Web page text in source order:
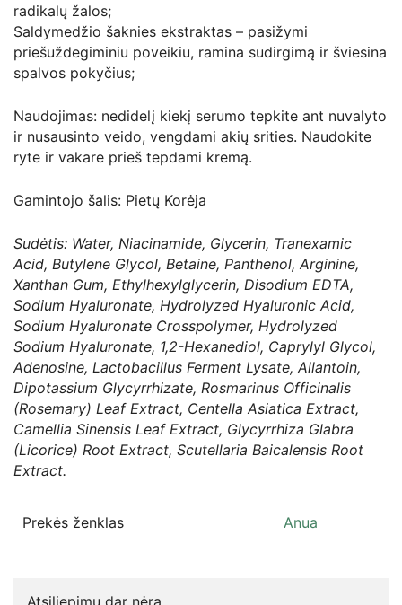
radikalų žalos;
Saldymedžio šaknies ekstraktas – pasižymi
priešuždegiminiu poveikiu, ramina sudirgimą ir šviesina
spalvos pokyčius;
Naudojimas: nedidelį kiekį serumo tepkite ant nuvalyto
ir nusausinto veido, vengdami akių srities. Naudokite
ryte ir vakare prieš tepdami kremą.
Gamintojo šalis: Pietų Korėja
Sudėtis: Water, Niacinamide, Glycerin, Tranexamic
Acid, Butylene Glycol, Betaine, Panthenol, Arginine,
Xanthan Gum, Ethylhexylglycerin, Disodium EDTA,
Sodium Hyaluronate, Hydrolyzed Hyaluronic Acid,
Sodium Hyaluronate Crosspolymer, Hydrolyzed
Sodium Hyaluronate, 1,2-Hexanediol, Caprylyl Glycol,
Adenosine, Lactobacillus Ferment Lysate, Allantoin,
Dipotassium Glycyrrhizate, Rosmarinus Officinalis
(Rosemary) Leaf Extract, Centella Asiatica Extract,
Camellia Sinensis Leaf Extract, Glycyrrhiza Glabra
(Licorice) Root Extract, Scutellaria Baicalensis Root
Extract.
Prekės ženklas Anua
Atsiliepimų dar nėra.